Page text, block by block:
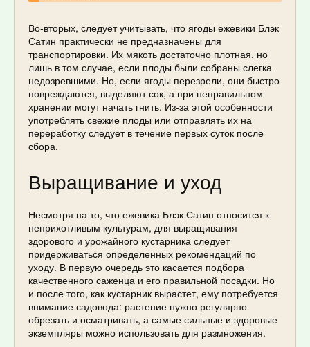
Во-вторых, следует учитывать, что ягоды ежевики Блэк
Сатин практически не предназначены для
транспортировки. Их мякоть достаточно плотная, но
лишь в том случае, если плоды были собраны слегка
недозревшими. Но, если ягоды перезрели, они быстро
повреждаются, выделяют сок, а при неправильном
хранении могут начать гнить. Из-за этой особенности
употреблять свежие плоды или отправлять их на
переработку следует в течение первых суток после
сбора.
Выращивание и уход
Несмотря на то, что ежевика Блэк Сатин относится к
неприхотливым культурам, для выращивания
здорового и урожайного кустарника следует
придерживаться определенных рекомендаций по
уходу. В первую очередь это касается подбора
качественного саженца и его правильной посадки. Но
и после того, как кустарник вырастет, ему потребуется
внимание садовода: растение нужно регулярно
обрезать и осматривать, а самые сильные и здоровые
экземпляры можно использовать для размножения.